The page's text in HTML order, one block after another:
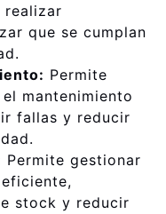
realizar
que se cumplan
Permite
mantenimiento
fallas y reducir
Permite gestionar
stock y reducir